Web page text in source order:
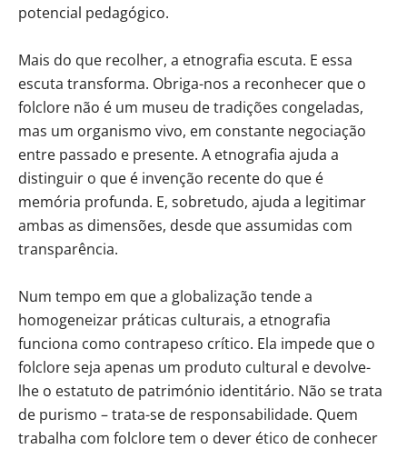
potencial pedagógico.
Mais do que recolher, a etnografia escuta. E essa
escuta transforma. Obriga-nos a reconhecer que o
folclore não é um museu de tradições congeladas,
mas um organismo vivo, em constante negociação
entre passado e presente. A etnografia ajuda a
distinguir o que é invenção recente do que é
memória profunda. E, sobretudo, ajuda a legitimar
ambas as dimensões, desde que assumidas com
transparência.
Num tempo em que a globalização tende a
homogeneizar práticas culturais, a etnografia
funciona como contrapeso crítico. Ela impede que o
folclore seja apenas um produto cultural e devolve-
lhe o estatuto de património identitário. Não se trata
de purismo – trata-se de responsabilidade. Quem
trabalha com folclore tem o dever ético de conhecer